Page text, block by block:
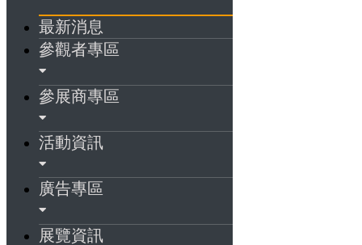
最新消息
參觀者專區
參展商專區
活動資訊
廣告專區
展覽資訊